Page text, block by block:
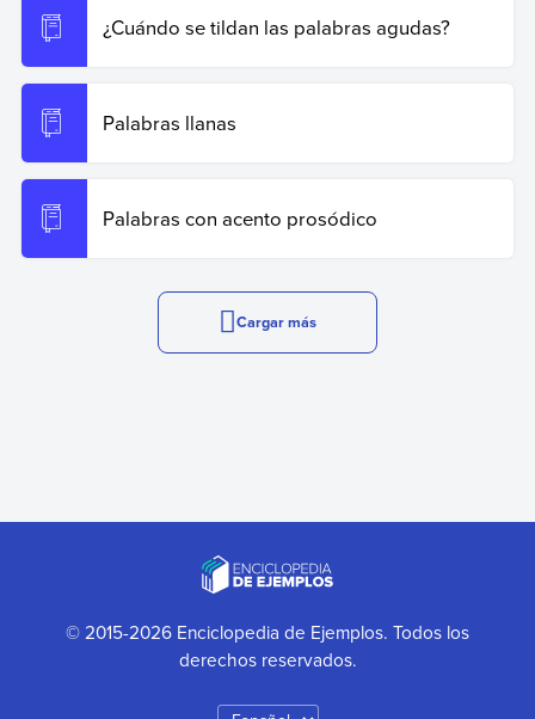
¿Cuándo se tildan las palabras agudas?
Palabras llanas
Palabras con acento prosódico
Cargar más
© 2015-2026 Enciclopedia de Ejemplos. Todos los
derechos reservados.